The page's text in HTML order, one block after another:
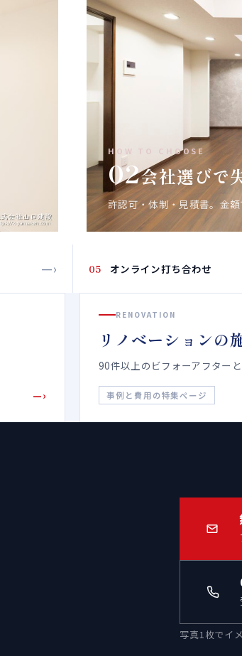
HOW TO CHOOSE
02会社選びで
許認可・体制・見積書。金額
—› 05 オンライン打ち合わせ
—›
RENOVATION
リノベーションの
90件以上のビフォーアフター
事例と費用の特集ページ
写真1枚でイ